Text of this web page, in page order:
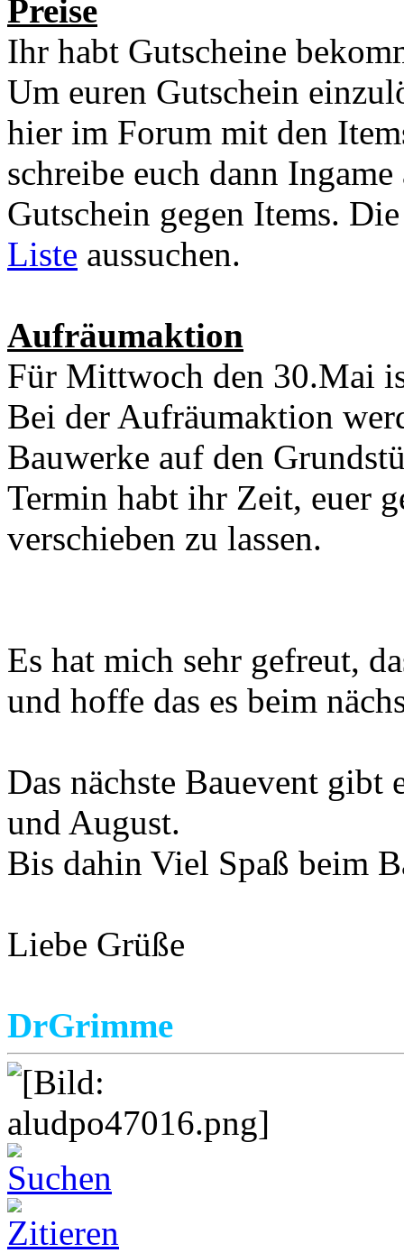
Preise
Ihr habt Gutscheine
Um euren Gutschein
hier im Forum mit den
schreibe euch dann
Gutschein gegen Items.
Liste aussuchen.
Aufräumaktion
Für Mittwoch den 30.Mai
Bei der Aufräumaktion
Bauwerke auf den
Termin habt ihr Zeit, euer
verschieben zu lassen.
Es hat mich sehr gefreut,
und hoffe das es beim
Das nächste Bauevent gibt
und August.
Bis dahin Viel Spaß beim
Liebe Grüße
DrGrimme